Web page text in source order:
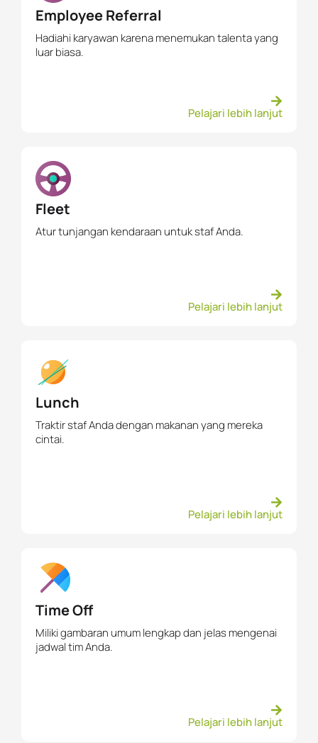
Employee Referral
Hadiahi karyawan karena menemukan talenta yang
luar biasa.
Pelajari lebih lanjut
Fleet
Atur tunjangan kendaraan untuk staf Anda.
Pelajari lebih lanjut
Lunch
Traktir staf Anda dengan makanan yang mereka
cintai.
Pelajari lebih lanjut
Time Off
Miliki gambaran umum lengkap dan jelas mengenai
jadwal tim Anda.
Pelajari lebih lanjut